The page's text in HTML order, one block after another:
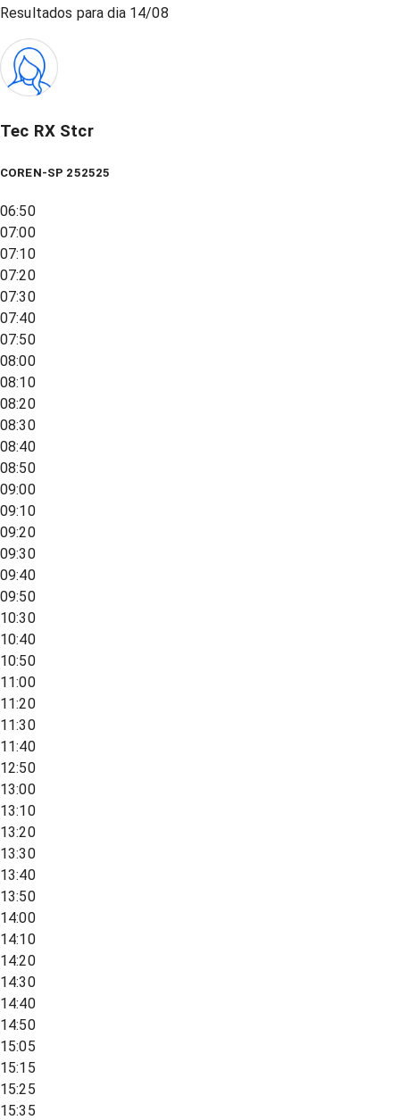
Resultados para dia 14/08
Tec RX Stcr
COREN-SP 252525
06:50
07:00
07:10
07:20
07:30
07:40
07:50
08:00
08:10
08:20
08:30
08:40
08:50
09:00
09:10
09:20
09:30
09:40
09:50
10:30
10:40
10:50
11:00
11:20
11:30
11:40
12:50
13:00
13:10
13:20
13:30
13:40
13:50
14:00
14:10
14:20
14:30
14:40
14:50
15:05
15:15
15:25
15:35